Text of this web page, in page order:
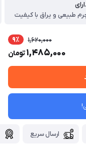
طبیعی و یراق با کیفیت
1,620,000 9٪
1,485,000تومان
ارسال سریع